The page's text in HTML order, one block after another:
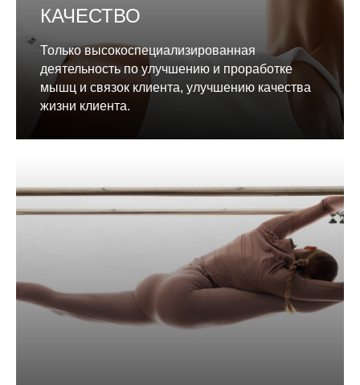
КАЧЕСТВО
Только высокоспециализированная
деятельность по улучшению и проработке
мышц и связок клиента, улучшению качества
жизни клиента.